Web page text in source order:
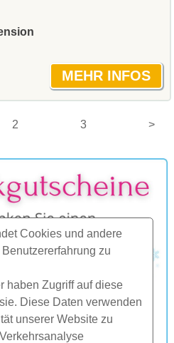
Cookies und andere
zu
haben Zugriff auf diese
Diese Daten verwenden
unserer Website zu
2 3 >